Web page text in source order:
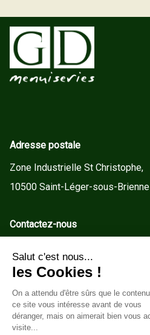
Adresse postale
Zone Industrielle St Christophe,
10500 Saint-Léger-sous-Brienne
Contactez-nous
Tel : +33(0)3 25 92 78 60
Service client
Conditions Générales de Vente